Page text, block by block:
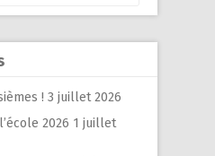
! 3 juillet 2026
2026 1 juillet